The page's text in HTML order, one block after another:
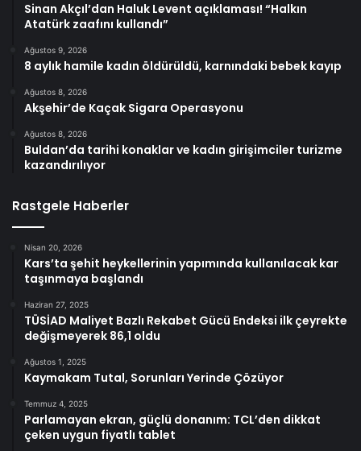
Sinan Akçıl’dan Haluk Levent açıklaması! “Halkın
Atatürk zaafını kullandı”
Ağustos 9, 2026
8 aylık hamile kadın öldürüldü, karnındaki bebek kayıp
Ağustos 8, 2026
Akşehir’de Kaçak Sigara Operasyonu
Ağustos 8, 2026
Buldan’da tarihi konaklar ve kadın girişimciler turizme
kazandırılıyor
Rastgele Haberler
Nisan 20, 2026
Kars’ta şehit heykellerinin yapımında kullanılacak kar
taşınmaya başlandı
Haziran 27, 2025
TÜSİAD Maliyet Bazlı Rekabet Gücü Endeksi ilk çeyrekte
değişmeyerek 86,1 oldu
Ağustos 1, 2025
Kaymakam Tutal, Sorunları Yerinde Çözüyor
Temmuz 4, 2025
Parlamayan ekran, güçlü donanım: TCL’den dikkat
çeken uygun fiyatlı tablet